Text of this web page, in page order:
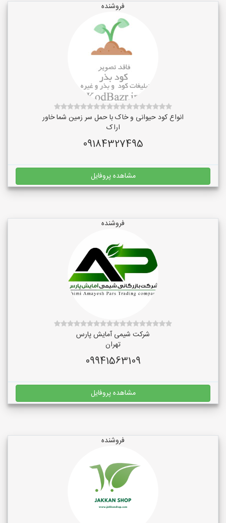
فروشنده
انواع کود حیوانی و خاک با حمل سر زمین شما خاور
اراک
09184327495
مشاهده پروفایل
فروشنده
شرکت شیمی آمایش پارس
تهران
09941563109
مشاهده پروفایل
فروشنده